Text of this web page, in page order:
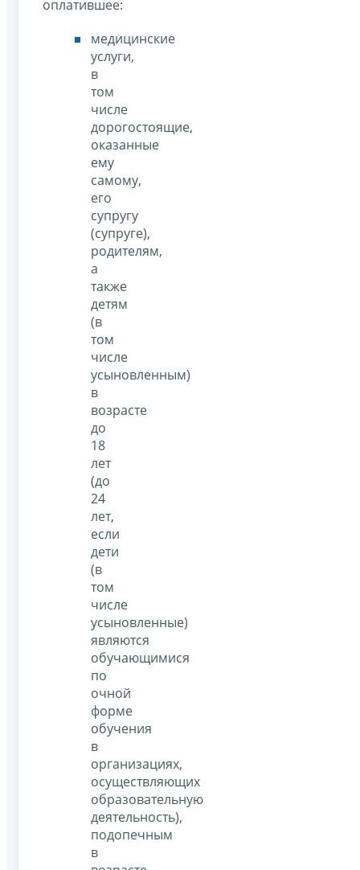
оплатившее:
медицинские
услуги,
в
том
числе
дорогостоящие,
оказанные
ему
самому,
его
супругу
(супруге),
родителям,
а
также
детям
(в
том
числе
усыновленным)
в
возрасте
до
18
лет
(до
24
лет,
если
дети
(в
том
числе
усыновленные)
являются
обучающимися
по
очной
форме
обучения
в
организациях,
осуществляющих
образовательную
деятельность),
подопечным
в